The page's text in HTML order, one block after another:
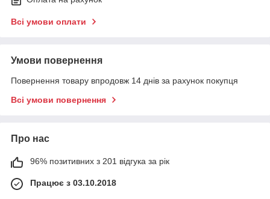
Всі умови оплати
Умови повернення
Повернення товару впродовж 14 днів за рахунок покупця
Всі умови повернення
Про нас
96% позитивних з 201 відгука за рік
Працює з 03.10.2018